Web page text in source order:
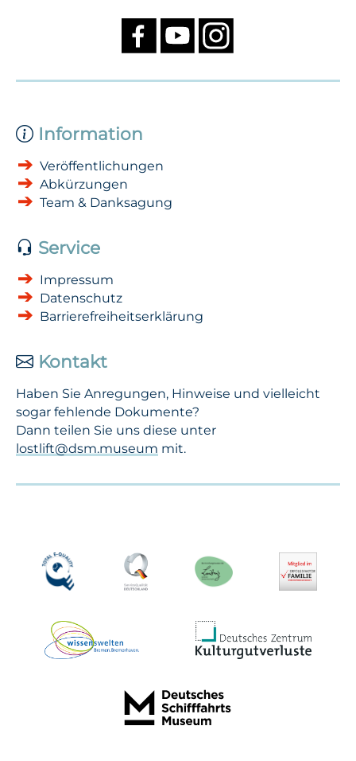
Information
Veröffentlichungen
Abkürzungen
Team & Danksagung
Service
Impressum
Datenschutz
Barrierefreiheitserklärung
Kontakt
Haben Sie Anregungen, Hinweise und vielleicht
sogar fehlende Dokumente?
Dann teilen Sie uns diese unter
lostlift@dsm.museum mit.